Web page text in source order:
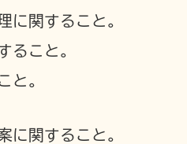
に関すること。
ること。
と。
に関すること。